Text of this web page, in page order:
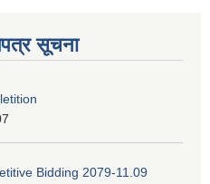
सूचना
Bidding 2079-11.09